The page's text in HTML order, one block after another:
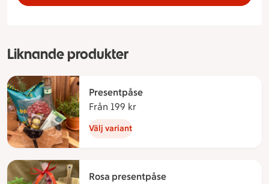
Liknande produkter
Presentpåse
Från 199 kr
Välj variant
Rosa presentpåse